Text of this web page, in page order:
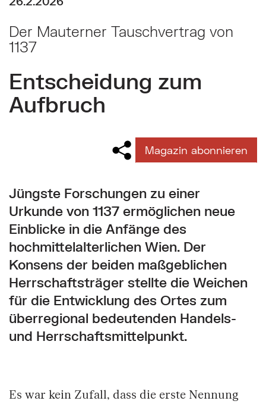
Der Mauterner Tauschvertrag von
1137
Entscheidung zum
Aufbruch
Magazin abonnieren
Jüngste Forschungen zu einer
Urkunde von 1137 ermöglichen neue
Einblicke in die Anfänge des
hochmittelalterlichen Wien. Der
Konsens der beiden maßgeblichen
Herrschaftsträger stellte die Weichen
für die Entwicklung des Ortes zum
überregional bedeutenden Handels-
und Herrschaftsmittelpunkt.
Es war kein Zufall, dass die erste Nennung